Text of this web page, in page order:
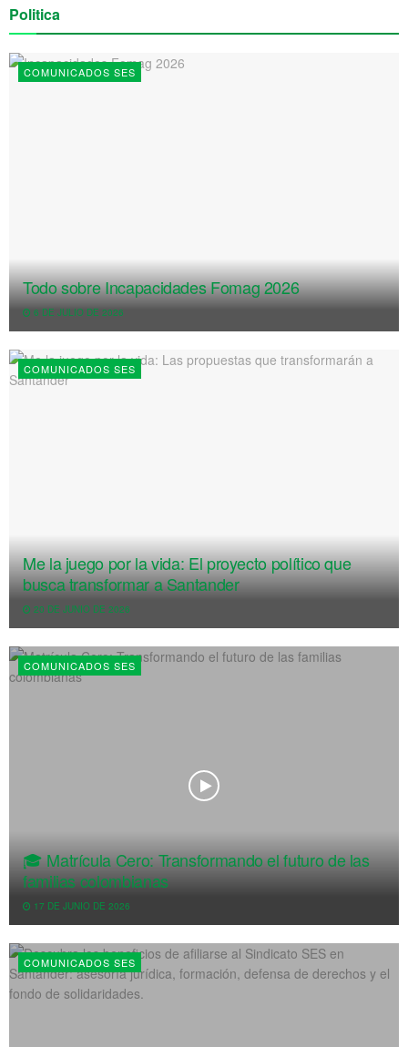
Politica
COMUNICADOS SES
Todo sobre Incapacidades Fomag 2026
6 DE JULIO DE 2026
COMUNICADOS SES
Me la juego por la vida: El proyecto político que
busca transformar a Santander
20 DE JUNIO DE 2026
COMUNICADOS SES
🎓 Matrícula Cero: Transformando el futuro de las
familias colombianas
17 DE JUNIO DE 2026
COMUNICADOS SES